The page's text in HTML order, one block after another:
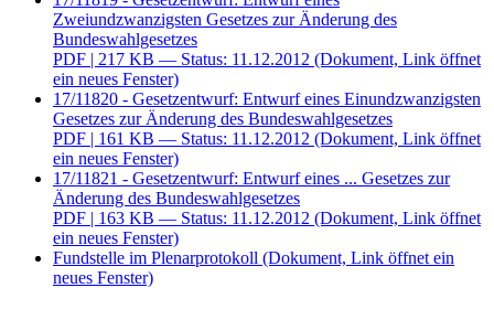
Zweiundzwanzigsten Gesetzes zur Änderung des
Bundeswahlgesetzes
PDF | 217 KB — Status: 11.12.2012 (Dokument, Link öffnet
ein neues Fenster)
17/11820 - Gesetzentwurf: Entwurf eines Einundzwanzigsten
Gesetzes zur Änderung des Bundeswahlgesetzes
PDF | 161 KB — Status: 11.12.2012 (Dokument, Link öffnet
ein neues Fenster)
17/11821 - Gesetzentwurf: Entwurf eines ... Gesetzes zur
Änderung des Bundeswahlgesetzes
PDF | 163 KB — Status: 11.12.2012 (Dokument, Link öffnet
ein neues Fenster)
Fundstelle im Plenarprotokoll (Dokument, Link öffnet ein
neues Fenster)